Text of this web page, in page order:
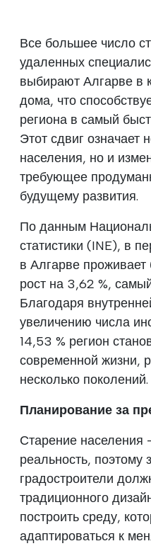
Все большее число
удаленных
выбирают Алгарве в
дома, что
региона в самый
Этот сдвиг означает
населения, но и
требующее
будущему развития.
По данным
статистики (INE), в
в Алгарве
рост на 3,62 %,
Благодаря
увеличению числа
14,53 % регион
современной жизни,
несколько поколений.
Планирование за
Старение населения
реальность, поэтому
градостроители
традиционного
построить среду,
адаптироваться к